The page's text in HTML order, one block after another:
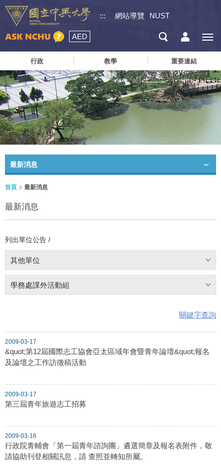
::: 網站導覽 NUST
AED
行政 教學 重要連結
最新消息
首頁 最新消息
最新消息
列出單位公告 /
其他單位
學務處課外活動組
關鍵字查詢
2009-03-17
&quot;第12屆國際志工協會亞太區域年會暨青年論壇&quot;報名
及論壇之工作訪徵稿活動
2009-03-17
第三屆青年旅遊志工招募
2009-03-16
行政院青輔會「第一屆青年諮詢團」遴選簡章及報名表附件，敬
請協助刊登相關訊息，請 查照並轉知所屬。